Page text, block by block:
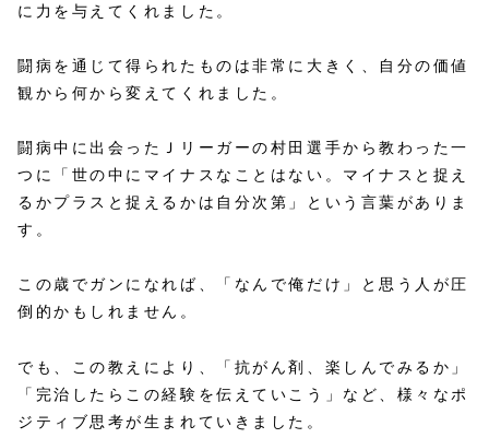
に力を与えてくれました。
闘病を通じて得られたものは非常に大きく、自分の価値
観から何から変えてくれました。
闘病中に出会ったＪリーガーの村田選手から教わった一
つに「世の中にマイナスなことはない。マイナスと捉え
るかプラスと捉えるかは自分次第」という言葉がありま
す。
この歳でガンになれば、「なんで俺だけ」と思う人が圧
倒的かもしれません。
でも、この教えにより、「抗がん剤、楽しんでみるか」
「完治したらこの経験を伝えていこう」など、様々なポ
ジティブ思考が生まれていきました。